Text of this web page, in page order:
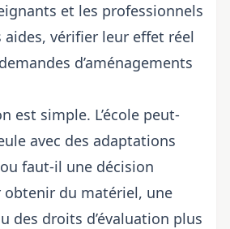
et les professionnels
vérifier leur effet réel
d’aménagements
est simple. L’école peut-
avec des adaptations
faut-il une décision
du matériel, une
des droits d’évaluation plus